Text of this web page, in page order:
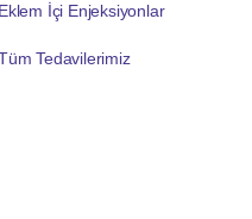
Eklem İçi Enjeksiyonlar
Tedavilerimiz